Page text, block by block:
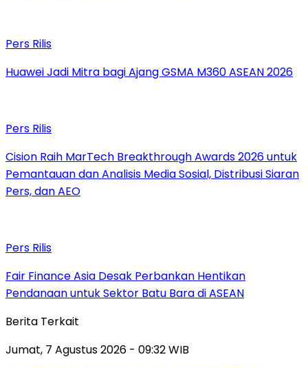
Pers Rilis
Huawei Jadi Mitra bagi Ajang GSMA M360 ASEAN 2026
Pers Rilis
Cision Raih MarTech Breakthrough Awards 2026 untuk
Pemantauan dan Analisis Media Sosial, Distribusi Siaran
Pers, dan AEO
Pers Rilis
Fair Finance Asia Desak Perbankan Hentikan
Pendanaan untuk Sektor Batu Bara di ASEAN
Berita Terkait
Jumat, 7 Agustus 2026 - 09:32 WIB